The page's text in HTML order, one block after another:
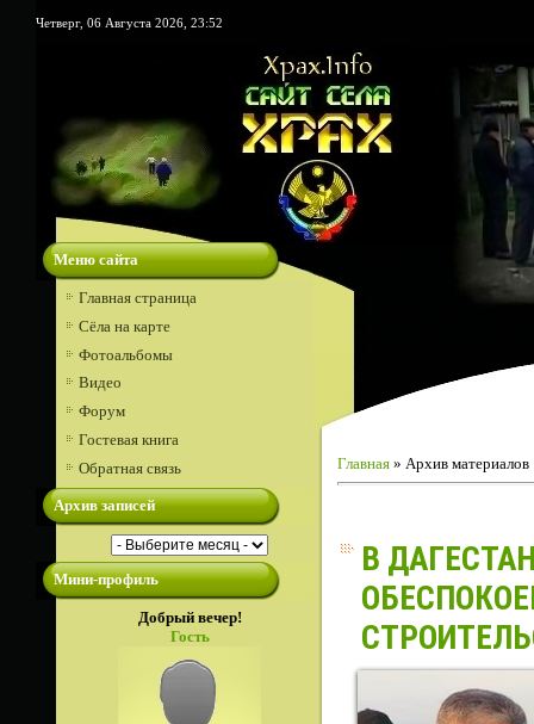
Четверг, 06 Августа 2026, 23:52
Меню сайта
Главная страница
Сёла на карте
Фотоальбомы
Видео
Форум
Гостевая книга
Обратная связь
Архив записей
Мини-профиль
Добрый вечер!
Гость
Главная » Архив материалов
В